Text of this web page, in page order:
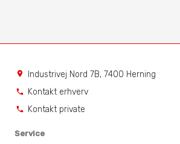
location_on Industrivej Nord 7B, 7400 Herning
phone Kontakt erhverv
phone Kontakt private
Service